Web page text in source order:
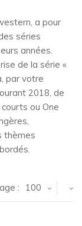
a pour
séries
années.
de la série «
par votre
2018, de
ou One
thèmes
: 100